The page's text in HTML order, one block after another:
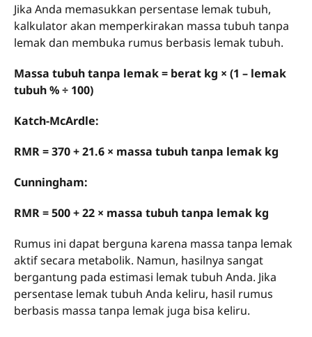
Jika Anda memasukkan persentase lemak tubuh,
kalkulator akan memperkirakan massa tubuh tanpa
lemak dan membuka rumus berbasis lemak tubuh.
Massa tubuh tanpa lemak = berat kg × (1 – lemak
tubuh % ÷ 100)
Katch-McArdle:
RMR = 370 + 21.6 × massa tubuh tanpa lemak kg
Cunningham:
RMR = 500 + 22 × massa tubuh tanpa lemak kg
Rumus ini dapat berguna karena massa tanpa lemak
aktif secara metabolik. Namun, hasilnya sangat
bergantung pada estimasi lemak tubuh Anda. Jika
persentase lemak tubuh Anda keliru, hasil rumus
berbasis massa tanpa lemak juga bisa keliru.